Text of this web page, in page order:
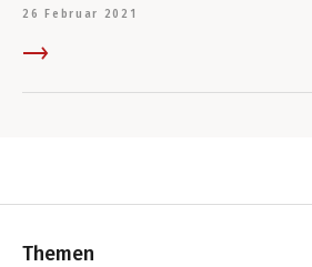
26 Februar 2021
Themen